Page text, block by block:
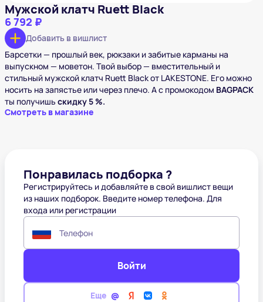
Мужской клатч Ruett Black
6 792 ₽
Добавить в вишлист
Барсетки — прошлый век, рюкзаки и забитые карманы на
выпускном — моветон. Твой выбор — вместительный и
стильный мужской клатч Ruett Black от LAKESTONE. Его можно
носить на запястье или через плечо. А с промокодом BAGPACK
ты получишь скидку 5 %.
Смотреть в магазине
Понравилась подборка ?
Регистрируйтесь и добавляйте в свой вишлист вещи
из наших подборок. Введите номер телефона. Для
входа или регистрации
Телефон
Войти
Еще